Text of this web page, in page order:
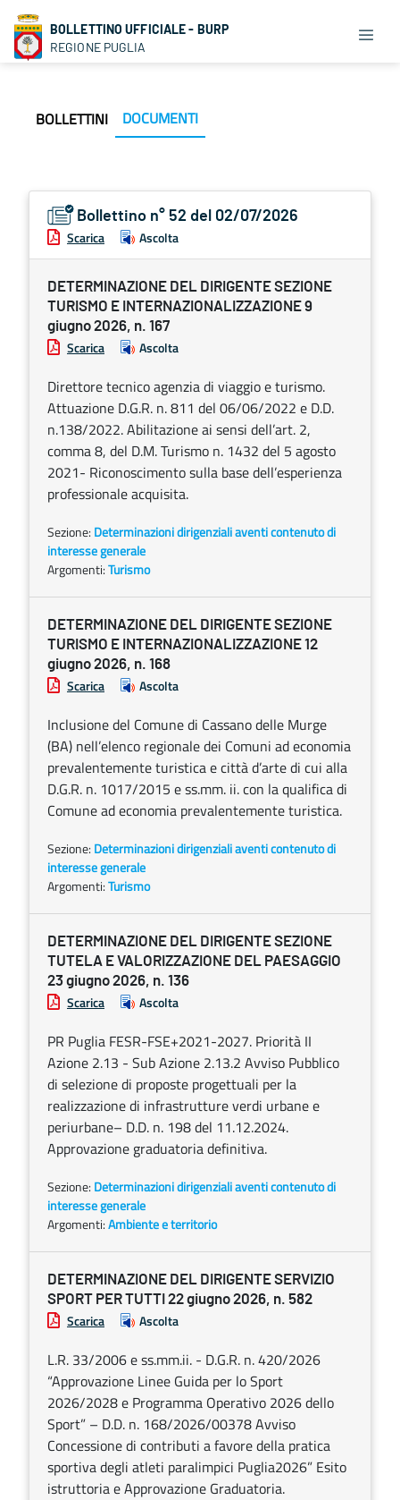
BOLLETTINO UFFICIALE - BURP
REGIONE PUGLIA
BOLLETTINI DOCUMENTI
Bollettino n° 52 del 02/07/2026
Scarica Ascolta
DETERMINAZIONE DEL DIRIGENTE SEZIONE
TURISMO E INTERNAZIONALIZZAZIONE 9
giugno 2026, n. 167
Scarica Ascolta
Direttore tecnico agenzia di viaggio e turismo.
Attuazione D.G.R. n. 811 del 06/06/2022 e D.D.
n.138/2022. Abilitazione ai sensi dell’art. 2,
comma 8, del D.M. Turismo n. 1432 del 5 agosto
2021- Riconoscimento sulla base dell’esperienza
professionale acquisita.
Sezione: Determinazioni dirigenziali aventi contenuto di
interesse generale
Argomenti:Turismo
DETERMINAZIONE DEL DIRIGENTE SEZIONE
TURISMO E INTERNAZIONALIZZAZIONE 12
giugno 2026, n. 168
Scarica Ascolta
Inclusione del Comune di Cassano delle Murge
(BA) nell’elenco regionale dei Comuni ad economia
prevalentemente turistica e città d’arte di cui alla
D.G.R. n. 1017/2015 e ss.mm. ii. con la qualifica di
Comune ad economia prevalentemente turistica.
Sezione: Determinazioni dirigenziali aventi contenuto di
interesse generale
Argomenti:Turismo
DETERMINAZIONE DEL DIRIGENTE SEZIONE
TUTELA E VALORIZZAZIONE DEL PAESAGGIO
23 giugno 2026, n. 136
Scarica Ascolta
PR Puglia FESR-FSE+2021-2027. Priorità II
Azione 2.13 - Sub Azione 2.13.2 Avviso Pubblico
di selezione di proposte progettuali per la
realizzazione di infrastrutture verdi urbane e
periurbane– D.D. n. 198 del 11.12.2024.
Approvazione graduatoria definitiva.
Sezione: Determinazioni dirigenziali aventi contenuto di
interesse generale
Argomenti:Ambiente e territorio
DETERMINAZIONE DEL DIRIGENTE SERVIZIO
SPORT PER TUTTI 22 giugno 2026, n. 582
Scarica Ascolta
L.R. 33/2006 e ss.mm.ii. - D.G.R. n. 420/2026
“Approvazione Linee Guida per lo Sport
2026/2028 e Programma Operativo 2026 dello
Sport” – D.D. n. 168/2026/00378 Avviso
Concessione di contributi a favore della pratica
sportiva degli atleti paralimpici Puglia2026” Esito
istruttoria e Approvazione Graduatoria.